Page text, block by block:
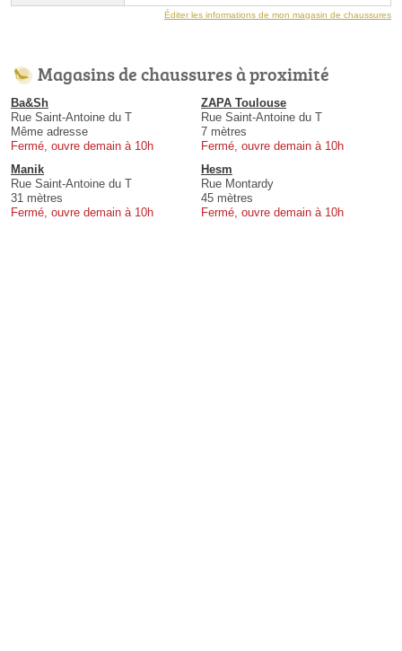
Éditer les informations de mon magasin de chaussures
Magasins de chaussures à proximité
Ba&Sh
Rue Saint-Antoine du T
Même adresse
Fermé, ouvre demain à 10h
ZAPA Toulouse
Rue Saint-Antoine du T
7 mètres
Fermé, ouvre demain à 10h
Manik
Rue Saint-Antoine du T
31 mètres
Fermé, ouvre demain à 10h
Hesm
Rue Montardy
45 mètres
Fermé, ouvre demain à 10h